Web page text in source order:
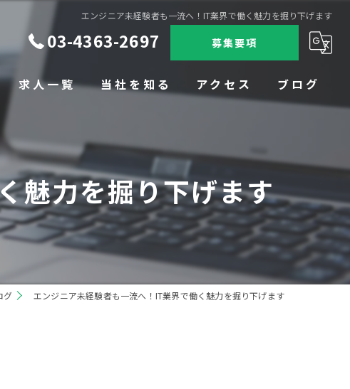
エンジニア未経験者も一流へ！IT業界で働く魅力を掘り下げます
03-4363-2697 募集要項
求人一覧 当社を知る
転職
SES
完全週休二日
アクセス ブログ
魅力を掘り下げます
グ エンジニア未経験者も一流へ！IT業界で働く魅力を掘り下げます